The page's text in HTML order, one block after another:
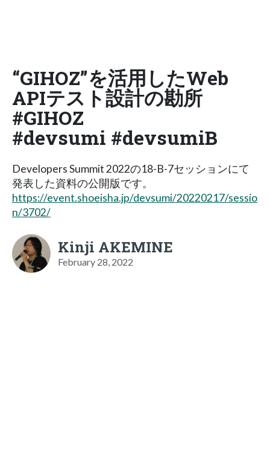
“GIHOZ”を活用したWeb
APIテスト設計の勘所
#GIHOZ
#devsumi #devsumiB
Developers Summit 2022の18-B-7セッションにて
発表した資料の公開版です。
https://event.shoeisha.jp/devsumi/20220217/sessio
n/3702/
Kinji AKEMINE
February 28, 2022